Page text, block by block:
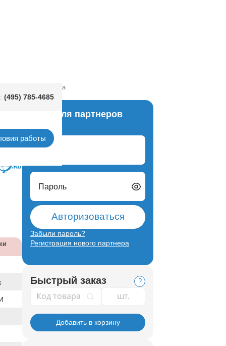
(495) 785-4685
работы
Город Тотошка
Вход для партнеров
Логин
Пароль
Авторизоваться
Забыли пароль?
Регистрация нового партнера
Быстрый заказ ?
Код товара
Добавить в корзину